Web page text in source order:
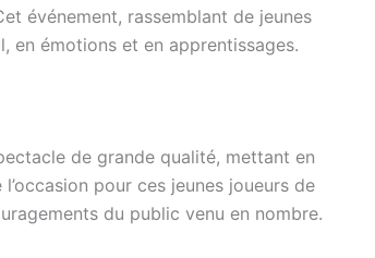
événement, rassemblant de jeunes
en émotions et en apprentissages.
de grande qualité, mettant en
pour ces jeunes joueurs de
du public venu en nombre.